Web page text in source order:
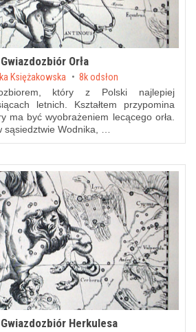
Orła
Księżakowska 8k odsłon
który z Polski najlepiej
letnich. Kształtem przypomina
ma być wyobrażeniem lecącego orła.
sąsiedztwie Wodnika, …
Herkulesa